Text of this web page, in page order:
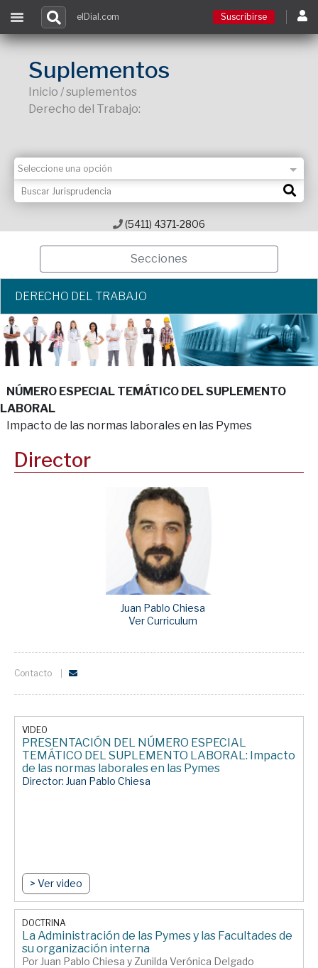
elDial.com Suscribirse
Suplementos
Inicio / suplementos
Derecho del Trabajo:
(5411) 4371-2806
Secciones
DERECHO DEL TRABAJO
NÚMERO ESPECIAL TEMÁTICO DEL SUPLEMENTO
LABORAL
Impacto de las normas laborales en las Pymes
Director
Juan Pablo Chiesa
Ver Curriculum
Contacto
VIDEO
PRESENTACIÓN DEL NÚMERO ESPECIAL
TEMÁTICO DEL SUPLEMENTO LABORAL: Impacto
de las normas laborales en las Pymes
Director: Juan Pablo Chiesa
> Ver video
DOCTRINA
La Administración de las Pymes y las Facultades de
su organización interna
Por Juan Pablo Chiesa y Zunilda Verónica Delgado